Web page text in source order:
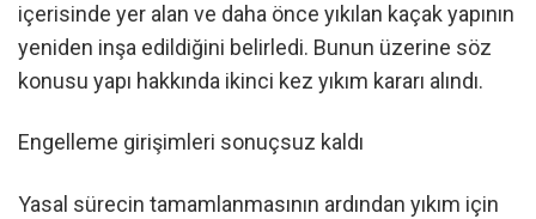
içerisinde yer alan ve daha önce yıkılan kaçak yapının
yeniden inşa edildiğini belirledi. Bunun üzerine söz
konusu yapı hakkında ikinci kez yıkım kararı alındı.
Engelleme girişimleri sonuçsuz kaldı
Yasal sürecin tamamlanmasının ardından yıkım için